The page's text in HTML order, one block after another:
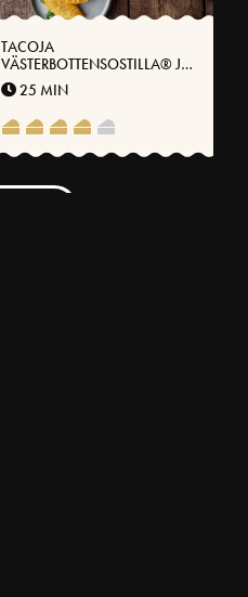
TACOJA
VÄSTERBOTTENSOSTILLA® JA
HAPATETTUA
ROOMASALAATTIA
25 MIN